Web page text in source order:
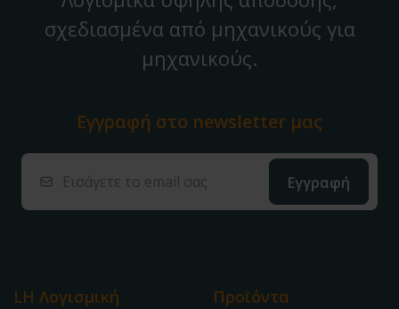
σχεδιασμένα από μηχανικούς για
μηχανικούς.
LH Λογισμική Προϊόντα
Εγγραφή στο newsletter μας